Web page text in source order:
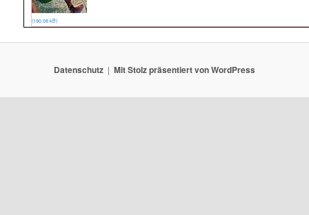
(190.08 kB)
Datenschutz Mit Stolz präsentiert von WordPress